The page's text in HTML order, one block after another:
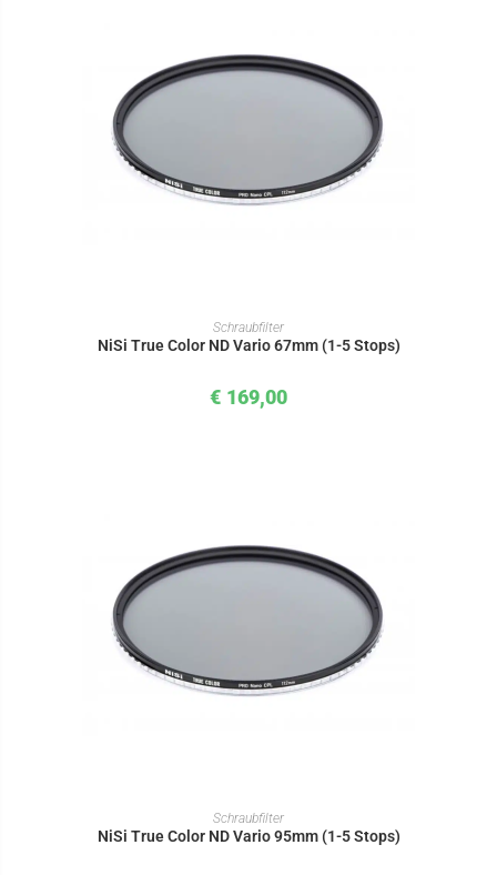
IN DEN WARENKORB
Schraubfilter
NiSi True Color ND Vario 67mm (1-5 Stops)
€ 169,00
IN DEN WARENKORB
Schraubfilter
NiSi True Color ND Vario 95mm (1-5 Stops)